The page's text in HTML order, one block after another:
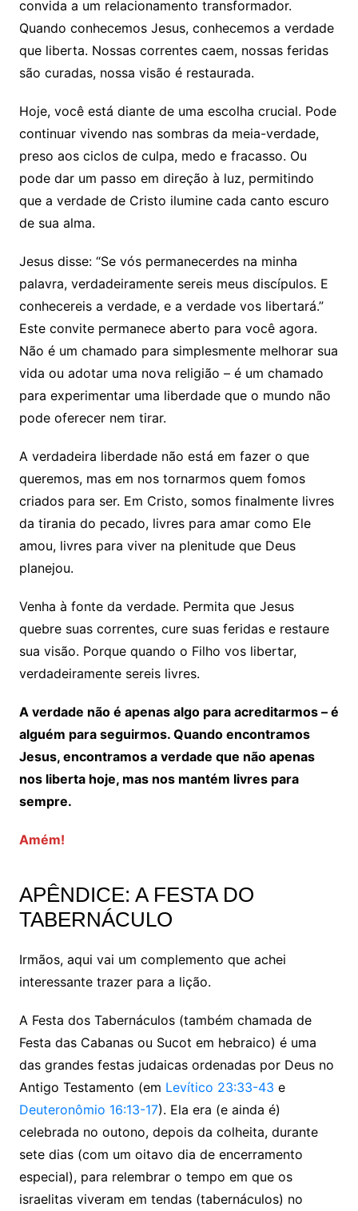
convida a um relacionamento transformador.
Quando conhecemos Jesus, conhecemos a verdade
que liberta. Nossas correntes caem, nossas feridas
são curadas, nossa visão é restaurada.
Hoje, você está diante de uma escolha crucial. Pode
continuar vivendo nas sombras da meia-verdade,
preso aos ciclos de culpa, medo e fracasso. Ou
pode dar um passo em direção à luz, permitindo
que a verdade de Cristo ilumine cada canto escuro
de sua alma.
Jesus disse: “Se vós permanecerdes na minha
palavra, verdadeiramente sereis meus discípulos. E
conhecereis a verdade, e a verdade vos libertará.”
Este convite permanece aberto para você agora.
Não é um chamado para simplesmente melhorar sua
vida ou adotar uma nova religião – é um chamado
para experimentar uma liberdade que o mundo não
pode oferecer nem tirar.
A verdadeira liberdade não está em fazer o que
queremos, mas em nos tornarmos quem fomos
criados para ser. Em Cristo, somos finalmente livres
da tirania do pecado, livres para amar como Ele
amou, livres para viver na plenitude que Deus
planejou.
Venha à fonte da verdade. Permita que Jesus
quebre suas correntes, cure suas feridas e restaure
sua visão. Porque quando o Filho vos libertar,
verdadeiramente sereis livres.
A verdade não é apenas algo para acreditarmos – é
alguém para seguirmos. Quando encontramos
Jesus, encontramos a verdade que não apenas
nos liberta hoje, mas nos mantém livres para
sempre.
Amém!
APÊNDICE: A FESTA DO
TABERNÁCULO
Irmãos, aqui vai um complemento que achei
interessante trazer para a lição.
A Festa dos Tabernáculos (também chamada de
Festa das Cabanas ou Sucot em hebraico) é uma
das grandes festas judaicas ordenadas por Deus no
Antigo Testamento (em Levítico 23:33-43 e
Deuteronômio 16:13-17). Ela era (e ainda é)
celebrada no outono, depois da colheita, durante
sete dias (com um oitavo dia de encerramento
especial), para relembrar o tempo em que os
israelitas viveram em tendas (tabernáculos) no